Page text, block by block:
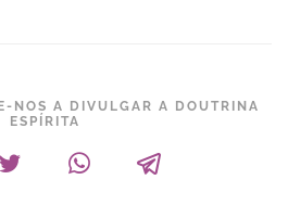
NOS A DIVULGAR A DOUTRINA
ESPÍRITA